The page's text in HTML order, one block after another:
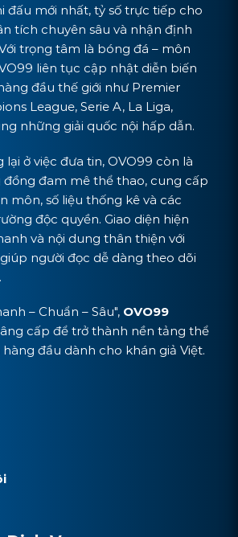
đấu mới nhất, tỷ số trực tiếp cho
tích chuyên sâu và nhận định
trọng tâm là bóng đá – môn
liên tục cập nhật diễn biến
đầu thế giới như Premier
League, Serie A, La Liga,
những giải quốc nội hấp dẫn.
ở việc đưa tin, OVO99 còn là
đồng đam mê thể thao, cung cấp
môn, số liệu thống kê và các
độc quyền. Giao diện hiện
và nội dung thân thiện với
người đọc dễ dàng theo dõi
– Chuẩn – Sâu", OVO99
cấp để trở thành nền tảng thể
đầu dành cho khán giả Việt.